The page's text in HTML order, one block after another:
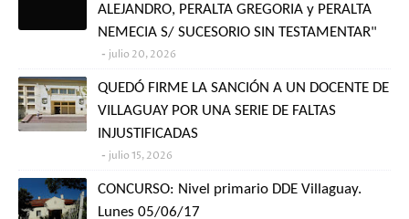
ALEJANDRO, PERALTA GREGORIA y PERALTA
NEMECIA S/ SUCESORIO SIN TESTAMENTAR"
julio 20, 2026
QUEDÓ FIRME LA SANCIÓN A UN DOCENTE DE
VILLAGUAY POR UNA SERIE DE FALTAS
INJUSTIFICADAS
julio 15, 2026
CONCURSO: Nivel primario DDE Villaguay.
Lunes 05/06/17